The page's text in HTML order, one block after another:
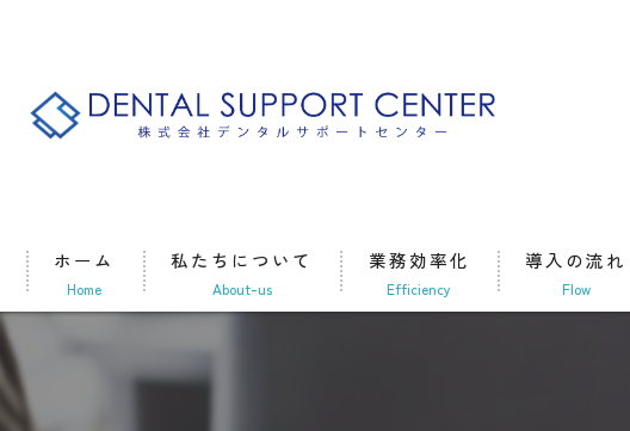
ホーム
home
私たちについて
about-us
業務効率化
efficiency
導入の流れ
flow